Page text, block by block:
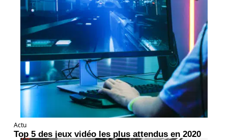
Actu
Top 5 des jeux vidéo les plus attendus en 2020